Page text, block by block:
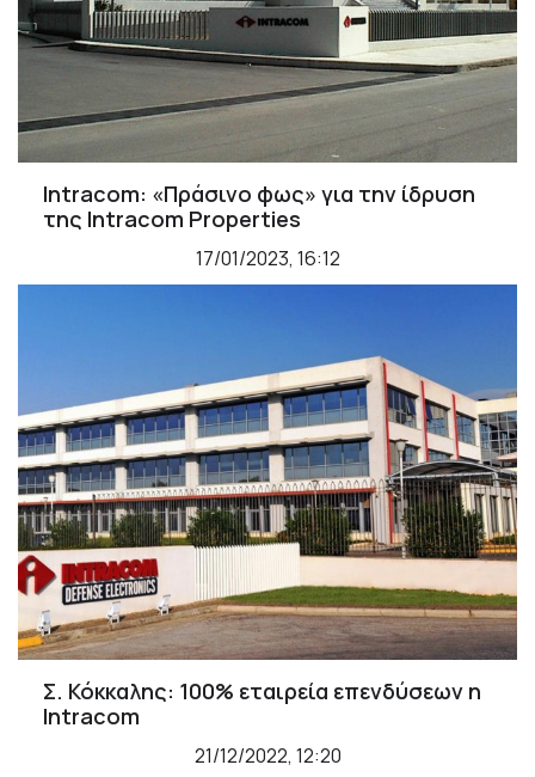
Intracom: «Πράσινο φως» για την ίδρυση
της Intracom Properties
17/01/2023, 16:12
Σ. Κόκκαλης: 100% εταιρεία επενδύσεων η
Intracom
21/12/2022, 12:20